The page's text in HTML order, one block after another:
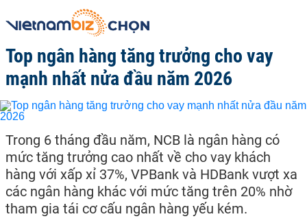
Top ngân hàng tăng trưởng cho vay
mạnh nhất nửa đầu năm 2026
Trong 6 tháng đầu năm, NCB là ngân hàng có
mức tăng trưởng cao nhất về cho vay khách
hàng với xấp xỉ 37%, VPBank và HDBank vượt xa
các ngân hàng khác với mức tăng trên 20% nhờ
tham gia tái cơ cấu ngân hàng yếu kém.